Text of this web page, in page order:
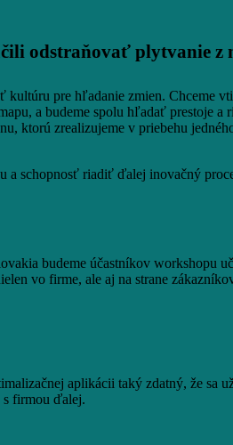
odstraňovať plytvanie
pre hľadanie zmien. Chceme
a budeme spolu hľadať prestoje a
ktorú zrealizujeme v priebehu
a schopnosť riadiť ďalej inovačný
budeme účastníkov workshopu
vo firme, ale aj na strane
aplikácii taký zdatný, že sa
s firmou ďalej.